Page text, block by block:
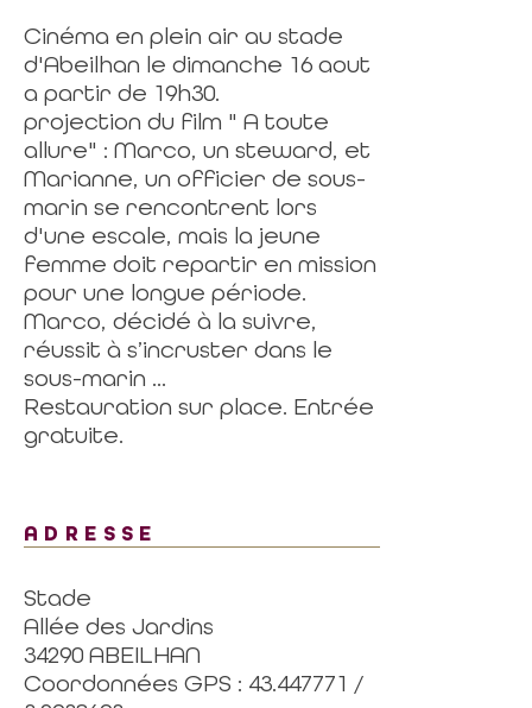
Cinéma en plein air au stade
d'Abeilhan le dimanche 16 aout
a partir de 19h30.
projection du film " A toute
allure" : Marco, un steward, et
Marianne, un officier de sous-
marin se rencontrent lors
d'une escale, mais la jeune
femme doit repartir en mission
pour une longue période.
Marco, décidé à la suivre,
réussit à s’incruster dans le
sous-marin ...
Restauration sur place. Entrée
gratuite.
ADRESSE
Stade
Allée des Jardins
34290 ABEILHAN
Coordonnées GPS : 43.447771 /